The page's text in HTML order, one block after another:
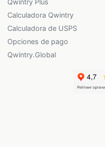
Calculadora Qwintry
Calculadora de USPS
Opciones de pago
Qwintry.Global